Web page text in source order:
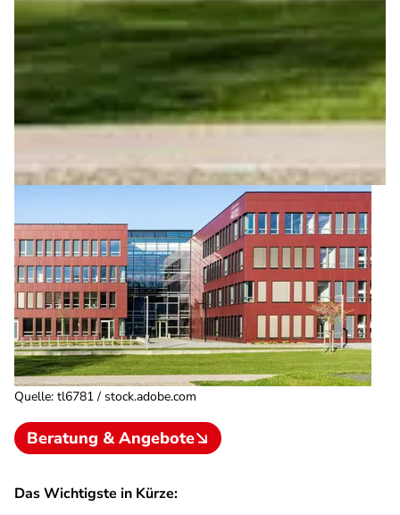
Quelle: tl6781 / stock.adobe.com
Beratung & Angebote
Das Wichtigste in Kürze: